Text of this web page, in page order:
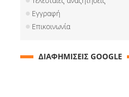
Εγγραφή
Επικοινωνία
ΔΙΑΦΗΜΙΣΕΙΣ GOOGLE